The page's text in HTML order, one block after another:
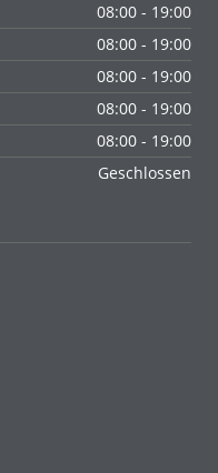
08:00 - 19:00
08:00 - 19:00
08:00 - 19:00
08:00 - 19:00
08:00 - 19:00
Geschlossen